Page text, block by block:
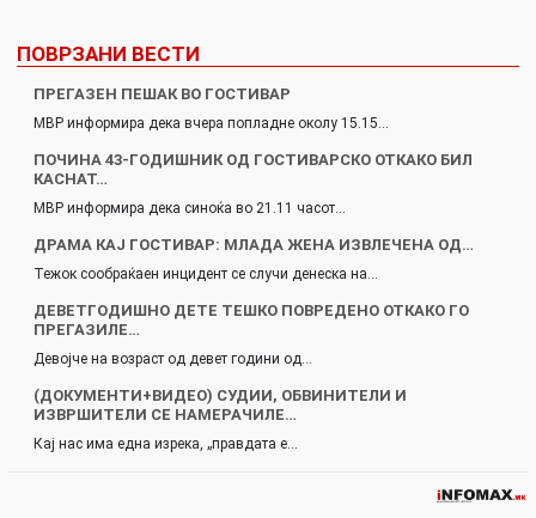
ПОВРЗАНИ ВЕСТИ
ПРЕГАЗЕН ПЕШАК ВО ГОСТИВАР
МВР информира дека вчера попладне околу 15.15…
ПОЧИНА 43-ГОДИШНИК ОД ГОСТИВАРСКО ОТКАКО БИЛ
КАСНАТ…
МВР информира дека синоќа во 21.11 часот…
ДРАМА КАЈ ГОСТИВАР: МЛАДА ЖЕНА ИЗВЛЕЧЕНА ОД…
Тежок сообраќаен инцидент се случи денеска на…
ДЕВЕТГОДИШНО ДЕТЕ ТЕШКО ПОВРЕДЕНО ОТКАКО ГО
ПРЕГАЗИЛЕ…
Девојче на возраст од девет години од…
(ДОКУМЕНТИ+ВИДЕО) СУДИИ, ОБВИНИТЕЛИ И
ИЗВРШИТЕЛИ СЕ НАМЕРАЧИЛЕ…
Кај нас има една изрека, „правдата е…